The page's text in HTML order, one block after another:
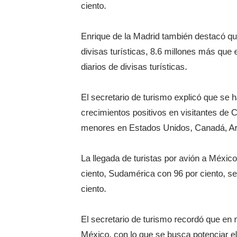
ciento.
Enrique de la Madrid también destacó
divisas turísticas, 8.6 millones más que
diarios de divisas turísticas.
El secretario de turismo explicó que se
crecimientos positivos en visitantes de
menores en Estados Unidos, Canadá,
La llegada de turistas por avión a
ciento, Sudamérica con 96 por ciento,
ciento.
El secretario de turismo recordó que en
México, con lo que se busca potenciar